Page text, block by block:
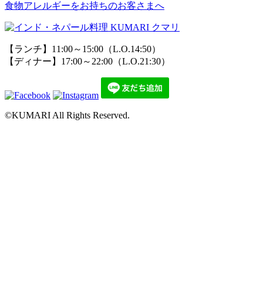
食物アレルギーをお持ちのお客さまへ
【ランチ】11:00～15:00（L.O.14:50）
【ディナー】17:00～22:00（L.O.21:30）
©KUMARI All Rights Reserved.